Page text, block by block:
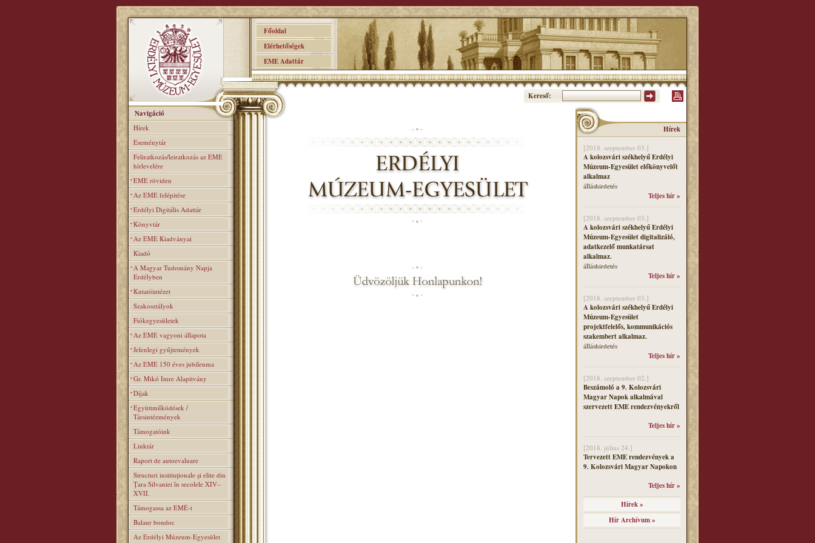
Főoldal
Elérhetőségek
EME Adattár
Kereső:
Navigáció
Hírek
Eseménytár
Feliratkozás/leiratkozás az EME
hírlevelére
EME röviden
Az EME felépitése
Erdélyi Digitális Adattár
Könyvtár
Az EME Kiadványai
Kiadó
A Magyar Tudomány Napja
Erdélyben
Kutatóintézet
Szakosztályok
Fiókegyesületek
Az EME vagyoni állapota
Jelenlegi gyűjtemények
Az EME 150 éves jubileuma
Gr. Mikó Imre Alapitvány
Díjak
Együttműködések /
Társintézmények
Támogatóink
Linktár
Raport de autoevaluare
Structuri instituţionale şi elite din
Ţara Silvaniei în secolele XIV–
XVII.
Támogassa az EMÉ-t
Balaur bondoc
Az Erdélyi Múzeum-Egyesület
Hírek
[2018. szeptember 03.]
A kolozsvári székhelyű Erdélyi
Múzeum-Egyesület előkönyvelőt
alkalmaz
álláshirdetés
Teljes hír »
[2018. szeptember 03.]
A kolozsvári székhelyű Erdélyi
Múzeum-Egyesület digitalizáló,
adatkezelő munkatársat
alkalmaz.
álláshirdetés
Teljes hír »
[2018. szeptember 03.]
A kolozsvári székhelyű Erdélyi
Múzeum-Egyesület
projektfelelős, kommunikációs
szakembert alkalmaz.
álláshirdetés
Teljes hír »
[2018. szeptember 02.]
Beszámoló a 9. Kolozsvári
Magyar Napok alkalmával
szervezett EME rendezvényekről
Teljes hír »
[2018. július 24.]
Tervezett EME rendezvények a
9. Kolozsvári Magyar Napokon
Teljes hír »
Hírek »
Hír Archívum »